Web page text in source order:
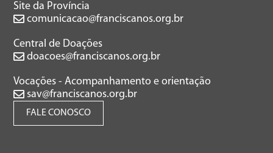
Site da Província
comunicacao@franciscanos.org.br
Central de Doações
doacoes@franciscanos.org.br
Vocações - Acompanhamento e orientação
sav@franciscanos.org.br
FALE CONOSCO